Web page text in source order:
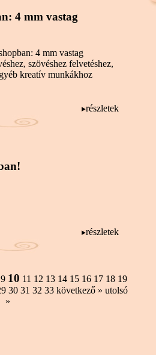
4 mm vastag
4 mm vastag
szövéshez felvetéshez,
kreatív munkákhoz
részletek
részletek
9 10 11 12 13 14 15 16 17 18 19
30 31 32 33 következő » utolsó
»